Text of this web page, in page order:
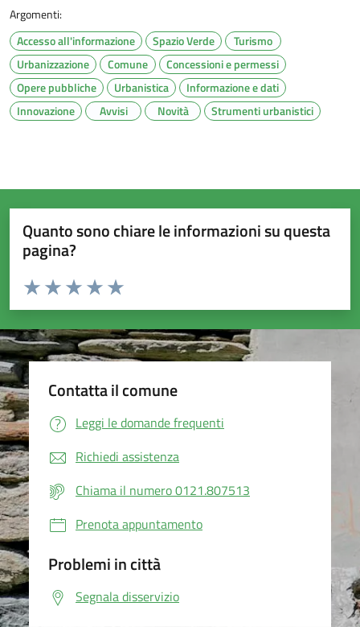
Argomenti:
Accesso all'informazione
Spazio Verde
Turismo
Urbanizzazione
Comune
Concessioni e permessi
Opere pubbliche
Urbanistica
Informazione e dati
Innovazione
Avvisi Novità Strumenti urbanistici
Quanto sono chiare le informazioni su questa
pagina?
Valuta da 1 a 5 stelle la pagina
Valuta 5 stelle su 5
Valuta 4 stelle su 5
Valuta 3 stelle su 5
Valuta 2 stelle su 5
Valuta 1 stelle su 5
Contatta il comune
Leggi le domande frequenti
Richiedi assistenza
Chiama il numero 0121.807513
Prenota appuntamento
Problemi in città
Segnala disservizio